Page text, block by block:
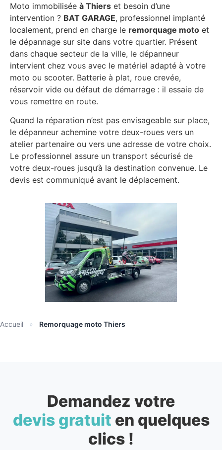
Moto immobilisée à Thiers et besoin d’une
intervention ? BAT GARAGE, professionnel implanté
localement, prend en charge le remorquage moto et
le dépannage sur site dans votre quartier. Présent
dans chaque secteur de la ville, le dépanneur
intervient chez vous avec le matériel adapté à votre
moto ou scooter. Batterie à plat, roue crevée,
réservoir vide ou défaut de démarrage : il essaie de
vous remettre en route.
Quand la réparation n’est pas envisageable sur place,
le dépanneur achemine votre deux-roues vers un
atelier partenaire ou vers une adresse de votre choix.
Le professionnel assure un transport sécurisé de
votre deux-roues jusqu’à la destination convenue. Le
devis est communiqué avant le déplacement.
Accueil » Remorquage moto Thiers
Demandez votre
devis gratuit en quelques
clics !